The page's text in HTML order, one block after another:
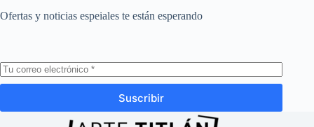
Ofertas y noticias espeiales te están esperando
Suscribir